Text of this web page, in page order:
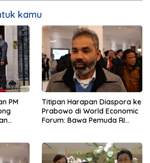
kamu
PM
Titipan Harapan Diaspora ke
Prabowo di World Economic
Forum: Bawa Pemuda RI